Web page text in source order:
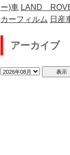
ー)車 LAND
カーフィルム 日産
アーカイブ